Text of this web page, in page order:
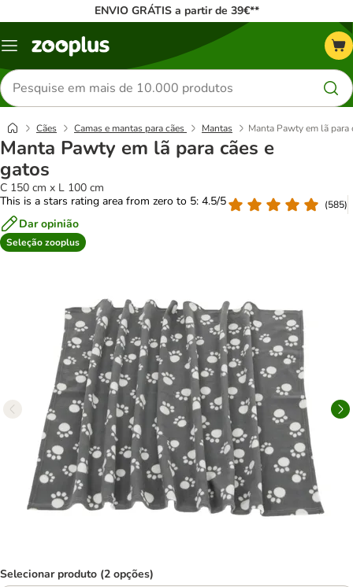
ENVIO GRÁTIS a partir de 39€**
Menu
Pesquisar
produtos
Cães Camas e mantas para cães Mantas Manta Pawty em lã para
Manta Pawty em lã para cães e
gatos
C 150 cm x L 100 cm
This is a stars rating area from zero to 5: 4.5/5
(585)
Dar opinião
Seleção zooplus
Selecionar produto (2 opções)